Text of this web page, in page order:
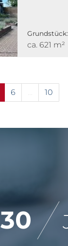
Grundstück:
ca. 621 m²
6 … 10
30